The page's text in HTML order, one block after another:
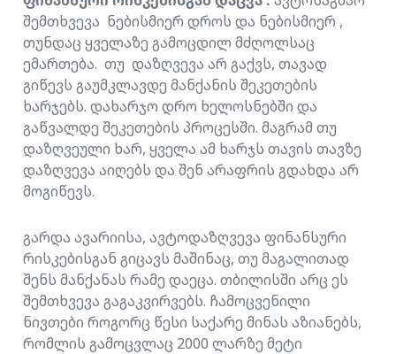
შემთხვევა ნებისმიერ დროს და ნებისმიერ ,
თუნდაც ყველაზე გამოცდილ მძღოლსაც
ემართება. თუ დაზღვევა არ გაქვს, თავად
გიწევს გაუმკლავდე მანქანის შეკეთების
ხარჯებს. დახარჯო დრო ხელოსნებში და
გაწვალდე შეკეთების პროცესში. მაგრამ თუ
დაზღვეული ხარ, ყველა ამ ხარჯს თავის თავზე
დაზღვევა აიღებს და შენ არაფრის გდახდა არ
მოგიწევს.
გარდა ავარიისა, ავტოდაზღვევა ფინანსური
რისკებისგან გიცავს მაშინაც, თუ მაგალითად
შენს მანქანას რამე დაეცა. თბილისში არც ეს
შემთხვევა გაგაკვირვებს. ჩამოცვენილი
ნივთები როგორც წესი საქარე მინას აზიანებს,
რომლის გამოცვლაც 2000 ლარზე მეტი